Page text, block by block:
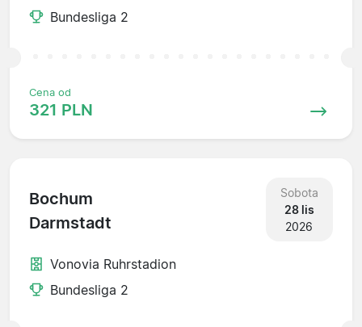
Bundesliga 2
Cena od
321 PLN
Bochum
Darmstadt
Sobota
28 lis
2026
Vonovia Ruhrstadion
Bundesliga 2